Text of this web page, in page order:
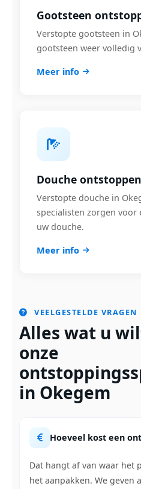
Gootsteen
Verstopte gootsteen in
gootsteen weer volledig
Meer info
Douche ontstoppen
Verstopte douche in
specialisten zorgen voor
uw douche.
Meer info
VEELGESTELDE VRAGEN
Alles wat u
onze
in Okegem
Hoeveel kost een
Dat hangt af van waar het
het aanpakken. We geven